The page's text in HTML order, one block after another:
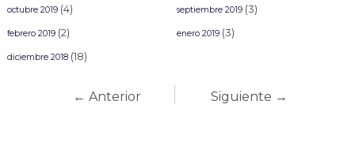
octubre 2019(4) septiembre 2019(3)
febrero 2019(2) enero 2019(3)
diciembre 2018(18)
← Anterior Siguiente →